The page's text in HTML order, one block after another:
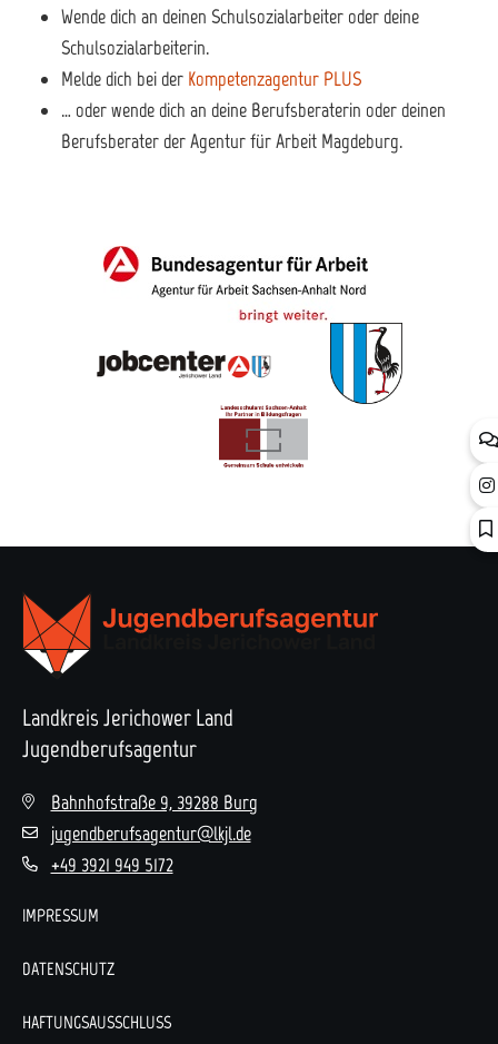
Wende dich an deinen Schulsozialarbeiter oder deine
Schulsozialarbeiterin.
Melde dich bei der Kompetenzagentur PLUS
… oder wende dich an deine Berufsberaterin oder deinen
Berufsberater der Agentur für Arbeit Magdeburg.
Landkreis Jerichower Land
Jugendberufsagentur
Bahnhofstraße 9, 39288 Burg
jugendberufsagentur@lkjl.de
+49 3921 949 5172
IMPRESSUM
DATENSCHUTZ
HAFTUNGSAUSSCHLUSS